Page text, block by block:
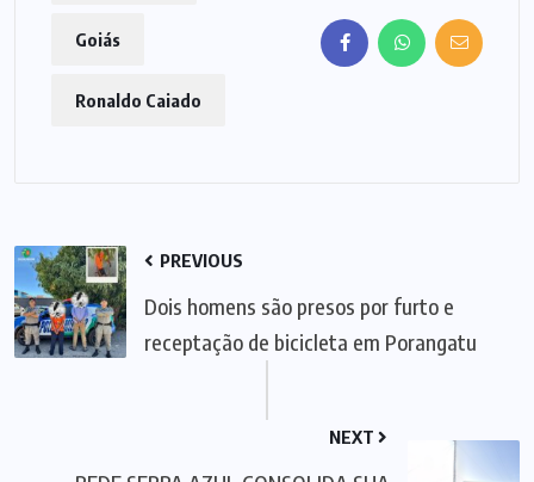
Goiás
Ronaldo Caiado
PREVIOUS
Dois homens são presos por furto e
receptação de bicicleta em Porangatu
NEXT